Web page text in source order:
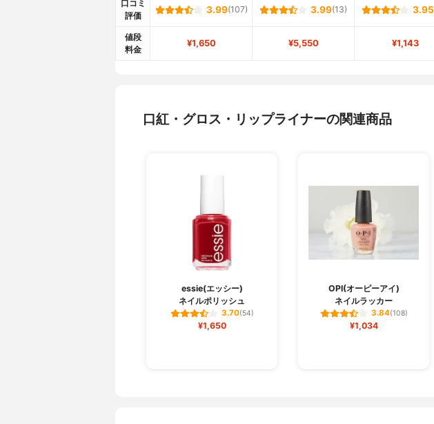
口コミ
評価
3.99(107) 3.99(13) 3.95
値段
料金
¥1,650 ¥5,550 ¥1,143
口紅・グロス・リップライナーの関連商品
essie(エッシー)
ネイルポリッシュ
3.70(54)
¥1,650
OPI(オーピーアイ)
ネイルラッカー
3.84(108)
¥1,034